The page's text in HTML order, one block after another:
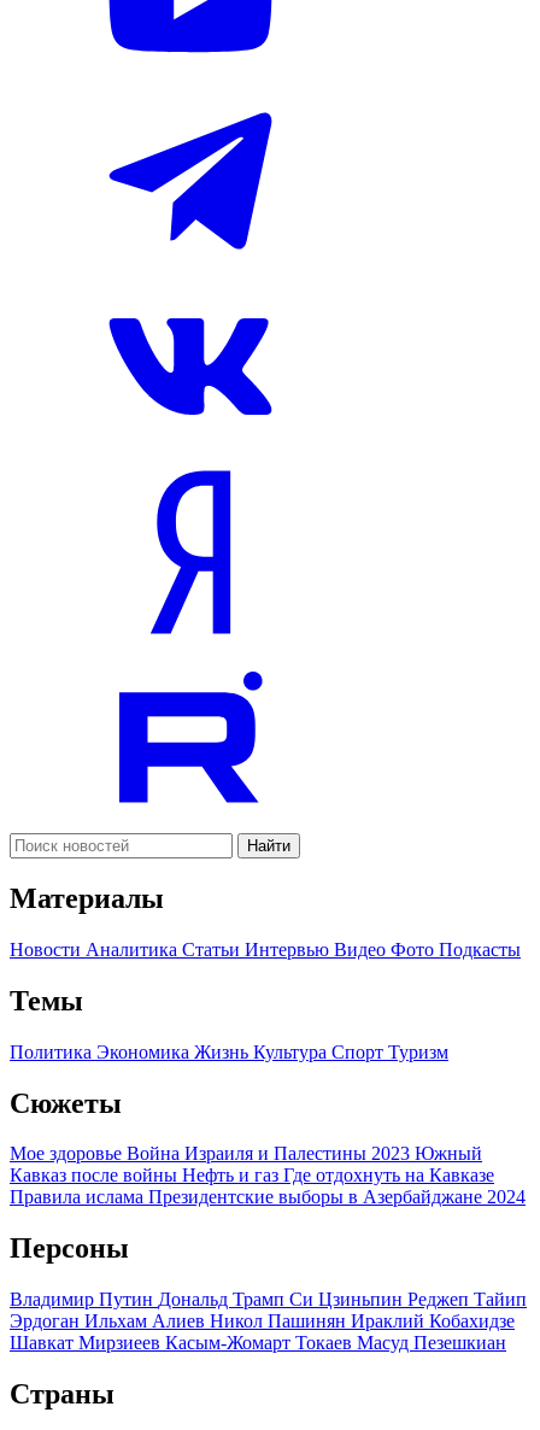
Найти
Материалы
Новости Аналитика Статьи Интервью Видео Фото Подкасты
Темы
Политика Экономика Жизнь Культура Спорт Туризм
Сюжеты
Мое здоровье Война Израиля и Палестины 2023 Южный
Кавказ после войны Нефть и газ Где отдохнуть на Кавказе
Правила ислама Президентские выборы в Азербайджане 2024
Персоны
Владимир Путин Дональд Трамп Си Цзиньпин Реджеп Тайип
Эрдоган Ильхам Алиев Никол Пашинян Ираклий Кобахидзе
Шавкат Мирзиеев Касым-Жомарт Токаев Масуд Пезешкиан
Страны